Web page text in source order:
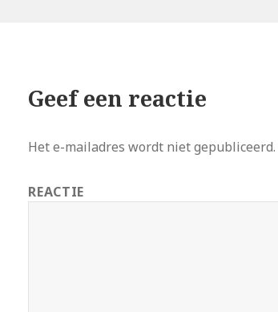
Geef een reactie
Het e-mailadres wordt niet gepubliceerd.
REACTIE